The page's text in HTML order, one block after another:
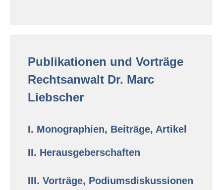
Publikationen und Vorträge
Rechtsanwalt Dr. Marc
Liebscher
I. Monographien, Beiträge, Artikel
II. Herausgeberschaften
III. Vorträge, Podiumsdiskussionen